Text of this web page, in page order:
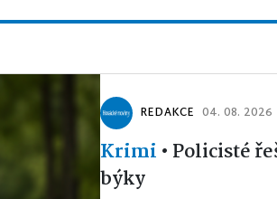
REDAKCE 04. 08. 2026
Krimi • Policisté
býky